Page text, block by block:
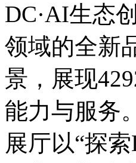
DC·AI生态
领域的全新品
景，展现
能力与服务。
展厅以“探索